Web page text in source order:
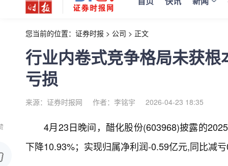
您当前的位置： 证券时报 > 公司 > 正文
行业内卷式竞争格局未获
亏损
来源：证券时报网 作者：李铭宇 2026-04-23 18:35
4月23日晚间，醋化股份(603968)披露的
下降10.93%；实现归属净利润-0.59亿元,同比减